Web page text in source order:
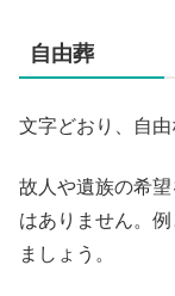
自由葬
文字どおり、自由
故人や遺族の希
はありません。
ましょう。